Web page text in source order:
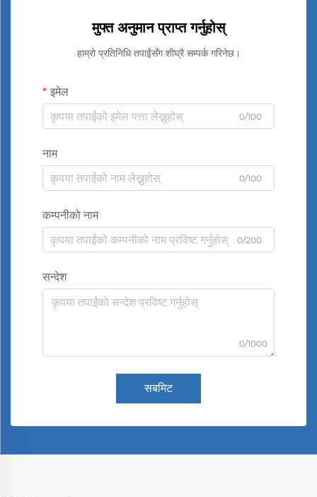
मुफ्त अनुमान प्राप्त गर्नुहोस्
हाम्रो प्रतिनिधि तपाईंसँग शीघ्रै सम्पर्क गरिनेछ।
इमेल
0/100
नाम
0/100
कम्पनीको नाम
0/200
सन्देश
0/1000
सबमिट